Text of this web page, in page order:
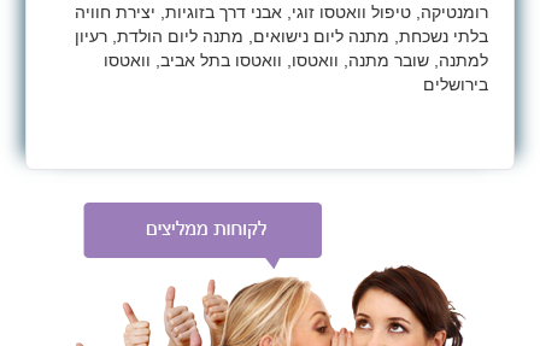
רומנטיקה, טיפול וואטסו זוגי, אבני דרך בזוגיות, יצירת חוויה
בלתי נשכחת, מתנה ליום נישואים, מתנה ליום הולדת, רעיון
למתנה, שובר מתנה, וואטסו, וואטסו בתל אביב, וואטסו
בירושלים